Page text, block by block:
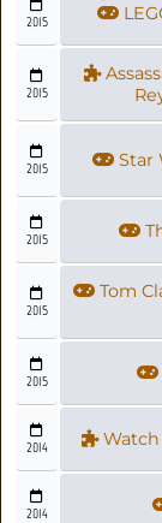
2015
2015
2015 Star
2015
2015
Tom
2015
2014 Watch
2014